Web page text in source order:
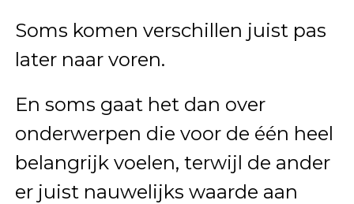
Soms komen verschillen juist pas
later naar voren.
En soms gaat het dan over
onderwerpen die voor de één heel
belangrijk voelen, terwijl de ander
er juist nauwelijks waarde aan